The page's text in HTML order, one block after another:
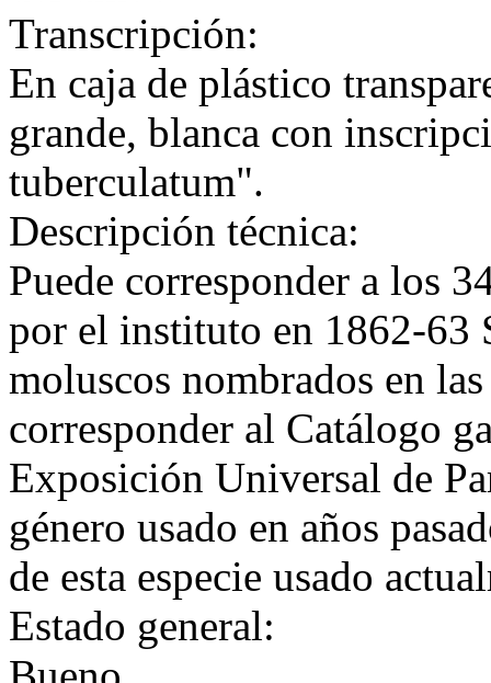
Transcripción:
En caja de plástico
grande, blanca con
tuberculatum".
Descripción técnica:
Puede corresponder a los
por el instituto en 1862-63
moluscos nombrados en
corresponder al Catálogo
Exposición Universal de
género usado en años
de esta especie usado
Estado general: